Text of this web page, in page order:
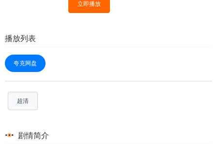
立即播放
播放列表
夸克网盘
超清
剧情简介